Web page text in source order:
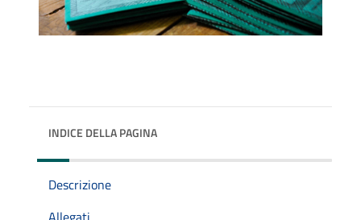
INDICE DELLA PAGINA
Descrizione